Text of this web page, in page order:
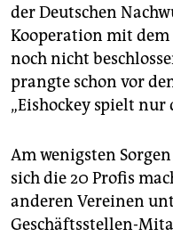
der Deutschen
Kooperation mit dem
noch nicht
prangte schon vor
„Eishockey spielt nur
Am wenigsten
sich die 20 Profis
anderen Vereinen
Geschäftsstellen-